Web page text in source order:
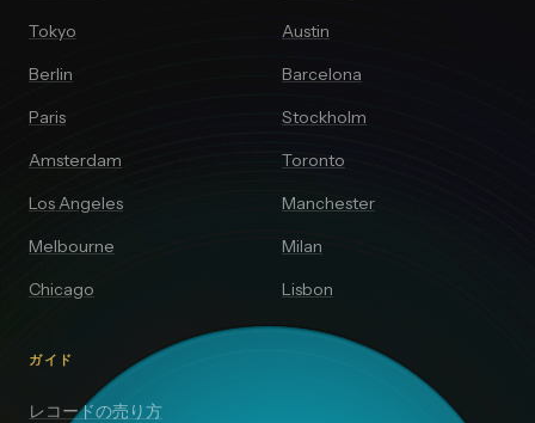
Tokyo
Berlin
Paris
Amsterdam
Los Angeles
Melbourne
Chicago
Austin
Barcelona
Stockholm
Toronto
Manchester
Milan
Lisbon
ガイド
レコードの売り方